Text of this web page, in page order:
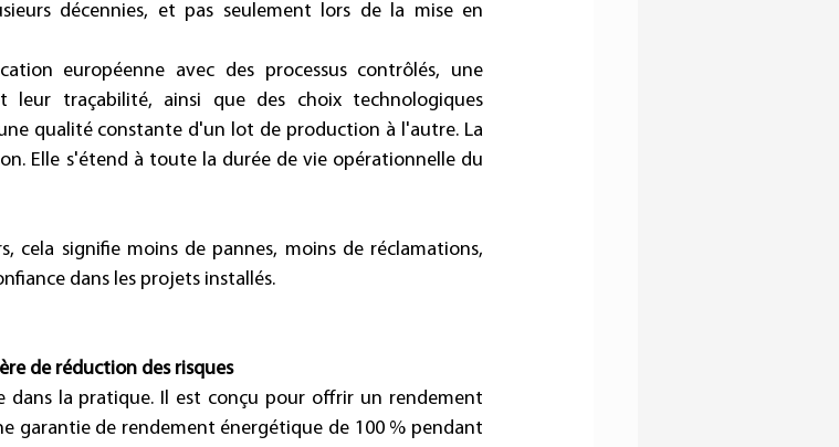
décennies, et pas seulement lors de la mise en
européenne avec des processus contrôlés, une
leur traçabilité, ainsi que des choix technologiques
qualité constante d'un lot de production à l'autre. La
Elle s'étend à toute la durée de vie opérationnelle du
cela signifie moins de pannes, moins de réclamations,
dans les projets installés.
de réduction des risques
dans la pratique. Il est conçu pour offrir un rendement
garantie de rendement énergétique de 100 % pendant